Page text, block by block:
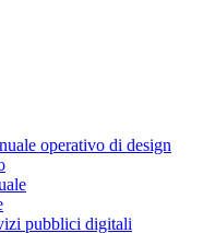
operativo di design
pubblici digitali